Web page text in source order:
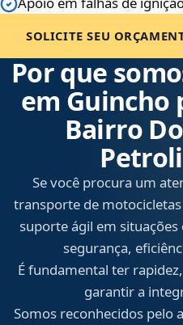
SOLICITE SEU
Por que
em Guincho
Bairro
Se você procura um
transporte de
suporte ágil em
segurança,
É fundamental ter
garantir a
Somos reconhecidos pelo